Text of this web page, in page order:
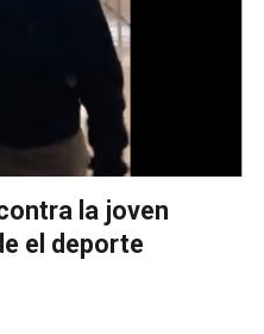
la joven
el deporte